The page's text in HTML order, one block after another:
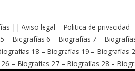
|| Aviso legal – Politica de privacidad –
– Biografías 6 – Biografías 7 –
18 – Biografías 19 – Biografías
– Biografías 27 – Biografías 28 –